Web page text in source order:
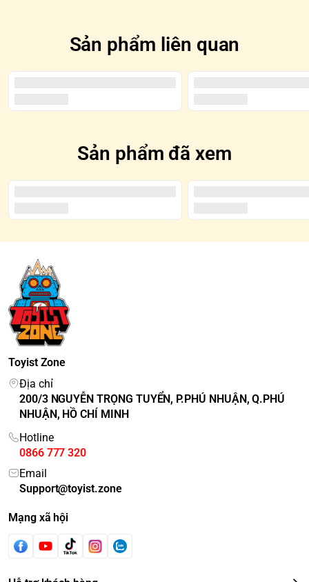
Sản phẩm liên quan
Sản phẩm đã xem
Toyist Zone
Địa chỉ
200/3 NGUYỄN TRỌNG TUYỂN, P.PHÚ NHUẬN, Q.PHÚ
NHUẬN, HỒ CHÍ MINH
Hotline
0866 777 320
Email
Support@toyist.zone
Mạng xã hội